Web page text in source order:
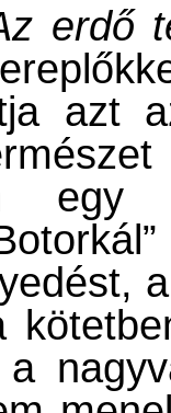
erdő
azt
egy